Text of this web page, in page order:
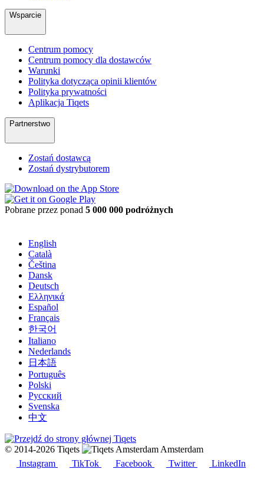
Wsparcie
Centrum pomocy
Centrum pomocy dla dostawców
Warunki
Polityka dotycząca opinii klientów
Polityka prywatności
Aplikacja Tiqets
Partnerstwo
Zostań dostawcą
Zostań dystrybutorem
Pobrane przez ponad 5 000 000 podróżnych
English
Català
Čeština
Dansk
Deutsch
Ελληνικά
Español
Français
한국어
Italiano
Nederlands
日本語
Português
Polski
Русский
Svenska
中文
© 2014-2026 Tiqets
Amsterdam
Instagram
TikTok Facebook Twitter LinkedIn